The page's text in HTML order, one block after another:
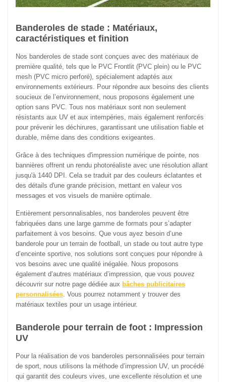
Banderoles de stade : Matériaux,
caractéristiques et finition
Nos banderoles de stade sont conçues avec des matériaux de
première qualité, tels que le PVC Frontlit (PVC plein) ou le PVC
mesh (PVC micro perforé), spécialement adaptés aux
environnements extérieurs. Pour répondre aux besoins des clients
soucieux de l’environnement, nous proposons également une
option sans PVC. Tous nos matériaux sont non seulement
résistants aux UV et aux intempéries, mais également renforcés
pour prévenir les déchirures, garantissant une utilisation fiable et
durable, même dans des conditions exigeantes.
Grâce à des techniques d'impression numérique de pointe, nos
bannières offrent un rendu photoréaliste avec une résolution allant
jusqu'à 1440 DPI. Cela se traduit par des couleurs éclatantes et
des détails d'une grande précision, mettant en valeur vos
messages et vos visuels de manière optimale.
Entièrement personnalisables, nos banderoles peuvent être
fabriquées dans une large gamme de formats pour s’adapter
parfaitement à vos besoins. Que vous ayez besoin d’une
banderole pour un terrain de football, un stade ou tout autre type
d’enceinte sportive, nos solutions sont conçues pour répondre à
vos besoins avec une qualité inégalée. Nous proposons
également d’autres matériaux d’impression, que vous pouvez
découvrir sur notre page dédiée aux bâches publicitaires
personnalisées. Vous pourrez notamment y trouver des
matériaux textiles pour un usage intérieur.
Banderole pour terrain de foot : Impression
UV
Pour la réalisation de vos banderoles personnalisées pour terrain
de sport, nous utilisons la méthode d’impression UV, un procédé
qui garantit des couleurs vives, une excellente résolution et une